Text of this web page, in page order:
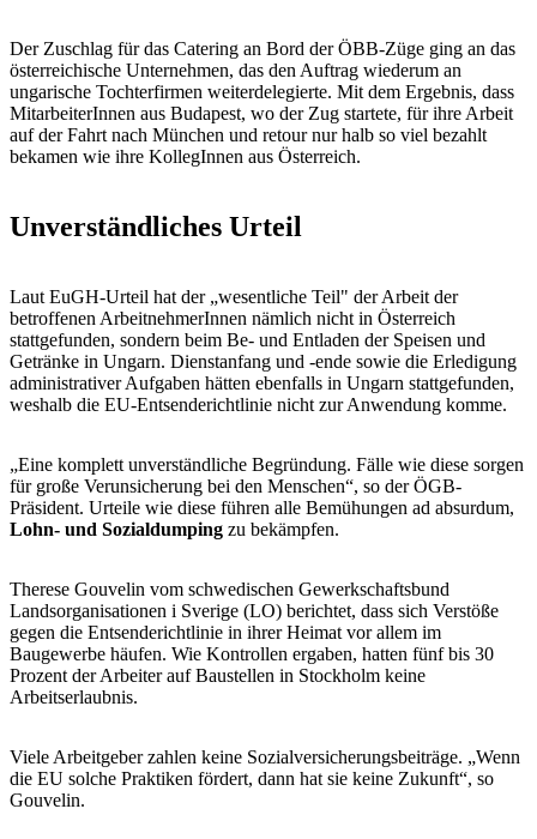
Der Zuschlag für das Catering an Bord der ÖBB-Züge ging an das
österreichische Unternehmen, das den Auftrag wiederum an
ungarische Tochterfirmen weiterdelegierte. Mit dem Ergebnis, dass
MitarbeiterInnen aus Budapest, wo der Zug startete, für ihre Arbeit
auf der Fahrt nach München und retour nur halb so viel bezahlt
bekamen wie ihre KollegInnen aus Österreich.
Unverständliches Urteil
Laut EuGH-Urteil hat der „wesentliche Teil" der Arbeit der
betroffenen ArbeitnehmerInnen nämlich nicht in Österreich
stattgefunden, sondern beim Be- und Entladen der Speisen und
Getränke in Ungarn. Dienstanfang und -ende sowie die Erledigung
administrativer Aufgaben hätten ebenfalls in Ungarn stattgefunden,
weshalb die EU-Entsenderichtlinie nicht zur Anwendung komme.
„Eine komplett unverständliche Begründung. Fälle wie diese sorgen
für große Verunsicherung bei den Menschen“, so der ÖGB-
Präsident. Urteile wie diese führen alle Bemühungen ad absurdum,
Lohn- und Sozialdumping zu bekämpfen.
Therese Gouvelin vom schwedischen Gewerkschaftsbund
Landsorganisationen i Sverige (LO) berichtet, dass sich Verstöße
gegen die Entsenderichtlinie in ihrer Heimat vor allem im
Baugewerbe häufen. Wie Kontrollen ergaben, hatten fünf bis 30
Prozent der Arbeiter auf Baustellen in Stockholm keine
Arbeitserlaubnis.
Viele Arbeitgeber zahlen keine Sozialversicherungsbeiträge. „Wenn
die EU solche Praktiken fördert, dann hat sie keine Zukunft“, so
Gouvelin.